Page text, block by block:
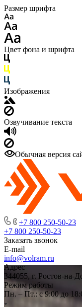
Размер шрифта
Цвет фона и шрифта
Изображения
Озвучивание текста
Обычная версия
+7 800 250-50-23
+7 800 250-50-23
Заказать звонок
E-mail
info@volram.ru
Адрес
344055, г. Ростов-на-
Режим работы
Пн. – Пт.: с 9:00 до